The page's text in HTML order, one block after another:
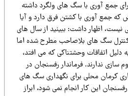
آوری با سگ های ولگرد داشته
آوری با کشتن فرق دارد و آیا
اظهار داشت: ببینید از سال های
سگ های بلاصاحب مطرح شده اما
اتفاقات وحشتناکی که می افتد،
ندارند. فرماندار رفسنجان در
محلی برای نگهداری سگ های
این کار انجام نمی شود، ابراز